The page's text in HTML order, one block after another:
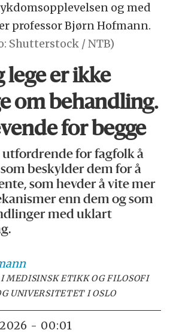
og med
professor Bjørn Hofmann.
Shutterstock / NTB)
lege er ikke
om behandling.
for begge
utfordrende for fagfolk å
beskylder dem for å
som hevder å vite mer
enn dem og som
med uklart
I MEDISINSK ETIKK OG FILOSOFI
UNIVERSITETET I OSLO
- 00:01